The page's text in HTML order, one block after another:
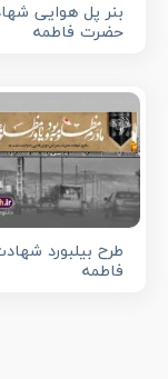
بنر پل هوایی
حضرت فاطمه
طرح بیلبورد
فاطمه